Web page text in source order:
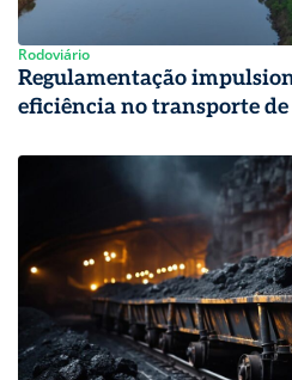
Rodoviário
Regulamentação
eficiência no transporte de